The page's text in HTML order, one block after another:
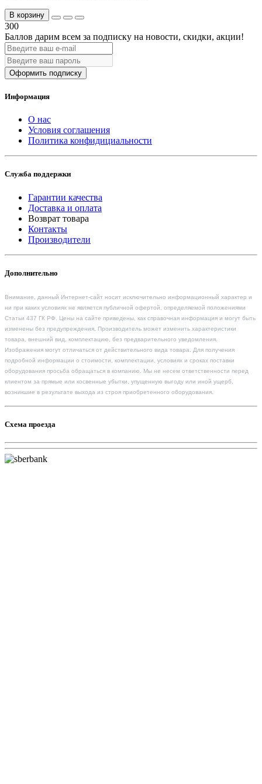
В корзину
300
Баллов дарим всем за подписку на новости, скидки, акции!
Оформить подписку
Информация
О нас
Условия соглашения
Политика конфидициальности
Служба поддержки
Гарантии качества
Доставка и оплата
Возврат товара
Контакты
Производители
Дополнительно
Внимание, данный Интернет-сайт носит исключительно информационный характер и
ни при каких условиях не является публичной офертой, определяемой положениями
Статьи 437 ГК РФ. Цены на сайте приведены, как справочная информация и могут быть
изменены без предупреждения. Производитель может изменить характеристики
товара, внешний вид, комплектацию, без предварительного уведомления.
Изображения могут отличаться от действительного вида товара. Для получения
подробной информации о стоимости, комплектации, условиях и сроках поставки
оборудования просьба обращаться в компанию. Мы не несем ответственности перед
клиентом за прямые или косвенные убытки, упущенную выгоду или иной ущерб,
возникшие в результате выхода из строя приобретенного оборудования.
Схема проезда